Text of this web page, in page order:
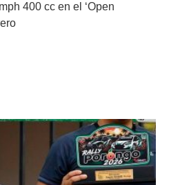
400 cc en el ‘Open